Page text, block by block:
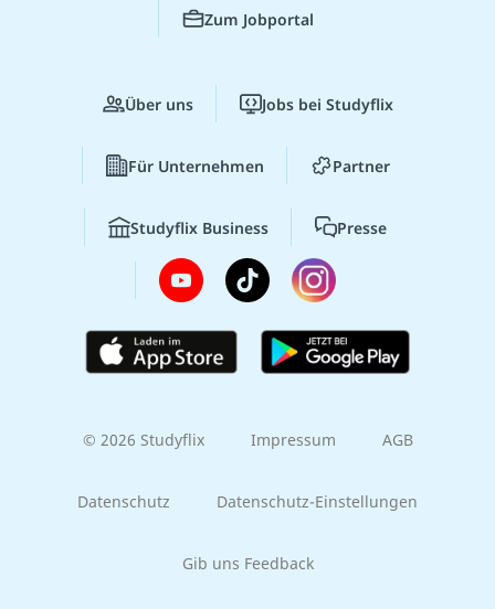
Zum Jobportal
Über uns Jobs bei Studyflix
Für Unternehmen Partner
Studyflix Business Presse
© 2026 Studyflix Impressum AGB
Datenschutz Datenschutz-Einstellungen
Gib uns Feedback